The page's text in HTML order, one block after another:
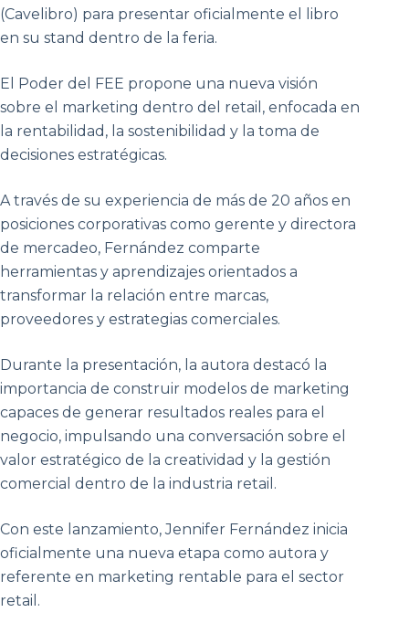
(Cavelibro) para presentar oficialmente el libro
en su stand dentro de la feria.
El Poder del FEE propone una nueva visión
sobre el marketing dentro del retail, enfocada en
la rentabilidad, la sostenibilidad y la toma de
decisiones estratégicas.
A través de su experiencia de más de 20 años en
posiciones corporativas como gerente y directora
de mercadeo, Fernández comparte
herramientas y aprendizajes orientados a
transformar la relación entre marcas,
proveedores y estrategias comerciales.
Durante la presentación, la autora destacó la
importancia de construir modelos de marketing
capaces de generar resultados reales para el
negocio, impulsando una conversación sobre el
valor estratégico de la creatividad y la gestión
comercial dentro de la industria retail.
Con este lanzamiento, Jennifer Fernández inicia
oficialmente una nueva etapa como autora y
referente en marketing rentable para el sector
retail.